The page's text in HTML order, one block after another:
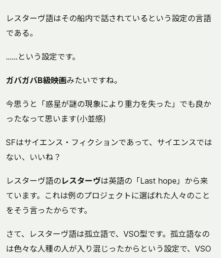
レスターヴ語はその船内で話されているという設定の言語
である。
……という設定です。
ガバガバB級映画みたいですね。
今思うと「惑星が謎の現象により重力を失った」でも良か
ったなって思います(小並感)
SFはサイエンス・フィクションであって、サイエンスでは
ない、いいね？
レスターヴ語の レスターヴは英語の「Last hope」から来
ています。これは例のプロジェクトに選ばれた人々のこと
をそう言ったからです。
さて、レスターヴ語は孤立語で、VSO型です。孤立語なの
は色々な人種の人が入り混じったからという設定で、VSO